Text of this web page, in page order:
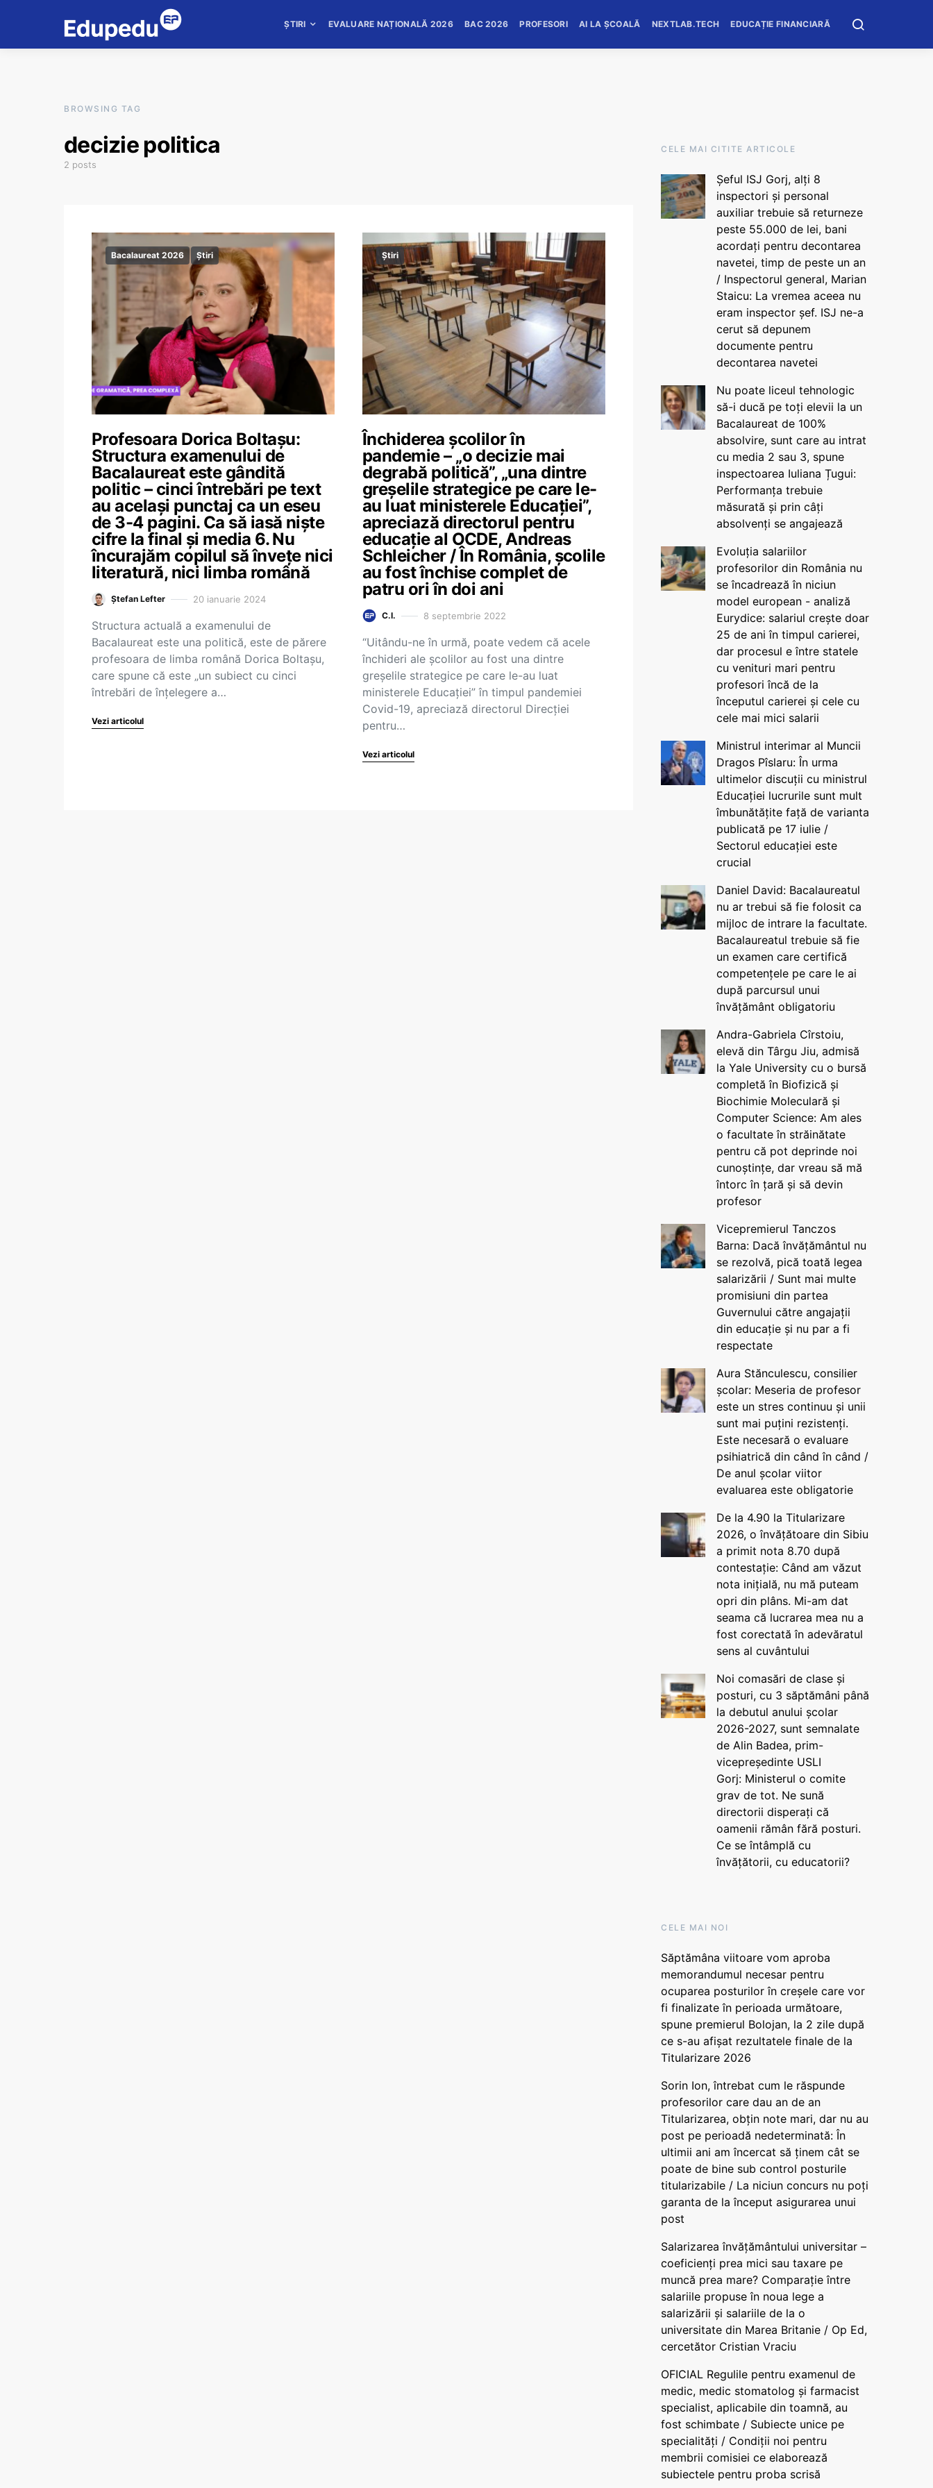
ȘTIRI EVALUARE NAȚIONALĂ 2026 BAC 2026 PROFESORI AI LA ȘCOALĂ NEXTLAB.TECH EDUCAȚIE FINANCIARĂ
BROWSING TAG
decizie politica
2 posts
Bacalaureat 2026 Știri
Profesoara Dorica Boltașu:
Structura examenului de
Bacalaureat este gândită
politic – cinci întrebări pe text
au același punctaj ca un eseu
de 3-4 pagini. Ca să iasă niște
cifre la final și media 6. Nu
încurajăm copilul să învețe nici
literatură, nici limba română
Ștefan Lefter 20 ianuarie 2024
Structura actuală a examenului de
Bacalaureat este una politică, este de părere
profesoara de limba română Dorica Boltașu,
care spune că este „un subiect cu cinci
întrebări de înțelegere a…
Vezi articolul
Știri
Închiderea școlilor în
pandemie – „o decizie mai
degrabă politică”, „una dintre
greșelile strategice pe care le-
au luat ministerele Educației”,
apreciază directorul pentru
educație al OCDE, Andreas
Schleicher / În România, școlile
au fost închise complet de
patru ori în doi ani
C.I. 8 septembrie 2022
“Uitându-ne în urmă, poate vedem că acele
închideri ale școlilor au fost una dintre
greșelile strategice pe care le-au luat
ministerele Educației” în timpul pandemiei
Covid-19, apreciază directorul Direcției
pentru…
Vezi articolul
CELE MAI CITITE ARTICOLE
Șeful ISJ Gorj, alți 8
inspectori și personal
auxiliar trebuie să returneze
peste 55.000 de lei, bani
acordați pentru decontarea
navetei, timp de peste un an
/ Inspectorul general, Marian
Staicu: La vremea aceea nu
eram inspector șef. ISJ ne-a
cerut să depunem
documente pentru
decontarea navetei
Nu poate liceul tehnologic
să-i ducă pe toți elevii la un
Bacalaureat de 100%
absolvire, sunt care au intrat
cu media 2 sau 3, spune
inspectoarea Iuliana Țugui:
Performanța trebuie
măsurată și prin câți
absolvenți se angajează
Evoluția salariilor
profesorilor din România nu
se încadrează în niciun
model european - analiză
Eurydice: salariul crește doar
25 de ani în timpul carierei,
dar procesul e între statele
cu venituri mari pentru
profesori încă de la
începutul carierei și cele cu
cele mai mici salarii
Ministrul interimar al Muncii
Dragos Pîslaru: În urma
ultimelor discuții cu ministrul
Educației lucrurile sunt mult
îmbunătățite față de varianta
publicată pe 17 iulie /
Sectorul educației este
crucial
Daniel David: Bacalaureatul
nu ar trebui să fie folosit ca
mijloc de intrare la facultate.
Bacalaureatul trebuie să fie
un examen care certifică
competențele pe care le ai
după parcursul unui
învățământ obligatoriu
Andra-Gabriela Cîrstoiu,
elevă din Târgu Jiu, admisă
la Yale University cu o bursă
completă în Biofizică și
Biochimie Moleculară și
Computer Science: Am ales
o facultate în străinătate
pentru că pot deprinde noi
cunoștințe, dar vreau să mă
întorc în țară și să devin
profesor
Vicepremierul Tanczos
Barna: Dacă învățământul nu
se rezolvă, pică toată legea
salarizării / Sunt mai multe
promisiuni din partea
Guvernului către angajații
din educație și nu par a fi
respectate
Aura Stănculescu, consilier
școlar: Meseria de profesor
este un stres continuu și unii
sunt mai puțini rezistenți.
Este necesară o evaluare
psihiatrică din când în când /
De anul școlar viitor
evaluarea este obligatorie
De la 4.90 la Titularizare
2026, o învățătoare din Sibiu
a primit nota 8.70 după
contestație: Când am văzut
nota inițială, nu mă puteam
opri din plâns. Mi-am dat
seama că lucrarea mea nu a
fost corectată în adevăratul
sens al cuvântului
Noi comasări de clase și
posturi, cu 3 săptămâni până
la debutul anului școlar
2026-2027, sunt semnalate
de Alin Badea, prim-
vicepreședinte USLI
Gorj: Ministerul o comite
grav de tot. Ne sună
directorii disperați că
oamenii rămân fără posturi.
Ce se întâmplă cu
învățătorii, cu educatorii?
CELE MAI NOI
Săptămâna viitoare vom aproba
memorandumul necesar pentru
ocuparea posturilor în creșele care vor
fi finalizate în perioada următoare,
spune premierul Bolojan, la 2 zile după
ce s-au afișat rezultatele finale de la
Titularizare 2026
Sorin Ion, întrebat cum le răspunde
profesorilor care dau an de an
Titularizarea, obțin note mari, dar nu au
post pe perioadă nedeterminată: În
ultimii ani am încercat să ținem cât se
poate de bine sub control posturile
titularizabile / La niciun concurs nu poți
garanta de la început asigurarea unui
post
Salarizarea învățământului universitar –
coeficienți prea mici sau taxare pe
muncă prea mare? Comparație între
salariile propuse în noua lege a
salarizării și salariile de la o
universitate din Marea Britanie / Op Ed,
cercetător Cristian Vraciu
OFICIAL Regulile pentru examenul de
medic, medic stomatolog și farmacist
specialist, aplicabile din toamnă, au
fost schimbate / Subiecte unice pe
specialități / Condiții noi pentru
membrii comisiei ce elaborează
subiectele pentru proba scrisă